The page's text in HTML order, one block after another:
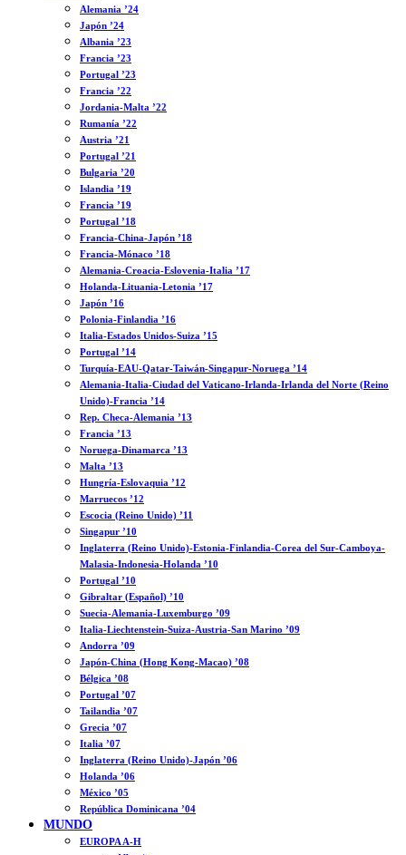
Alemania ’24
Japón ’24
Albania ’23
Francia ’23
Portugal ’23
Francia ’22
Jordania-Malta ’22
Rumanía ’22
Austria ’21
Portugal ’21
Bulgaria ’20
Islandia ’19
Francia ’19
Portugal ’18
Francia-China-Japón ’18
Francia-Mónaco ’18
Alemania-Croacia-Eslovenia-Italia ’17
Holanda-Lituania-Letonia ’17
Japón ’16
Polonia-Finlandia ’16
Italia-Estados Unidos-Suiza ’15
Portugal ’14
Turquía-EAU-Qatar-Taiwán-Singapur-Noruega ’14
Alemania-Italia-Ciudad del Vaticano-Irlanda-Irlanda del Norte (Reino
Unido)-Francia ’14
Rep. Checa-Alemania ’13
Francia ’13
Noruega-Dinamarca ’13
Malta ’13
Hungría-Eslovaquia ’12
Marruecos ’12
Escocia (Reino Unido) ’11
Singapur ’10
Inglaterra (Reino Unido)-Estonia-Finlandia-Corea del Sur-Camboya-
Malasia-Indonesia-Holanda ’10
Portugal ’10
Gibraltar (Español) ’10
Suecia-Alemania-Luxemburgo ’09
Italia-Liechtenstein-Suiza-Austria-San Marino ’09
Andorra ’09
Japón-China (Hong Kong-Macao) ’08
Bélgica ’08
Portugal ’07
Tailandia ’07
Grecia ’07
Italia ’07
Inglaterra (Reino Unido)-Japón ’06
Holanda ’06
México ’05
República Dominicana ’04
MUNDO
EUROPA A-H